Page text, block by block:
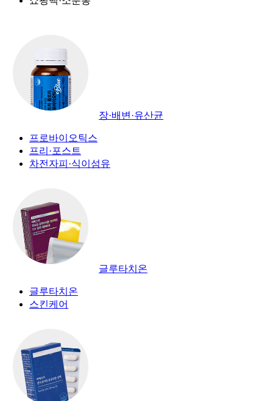
장·배변·유산균
프로바이오틱스
프리·포스트
차전자피·식이섬유
글루타치온
글루타치온
스킨케어